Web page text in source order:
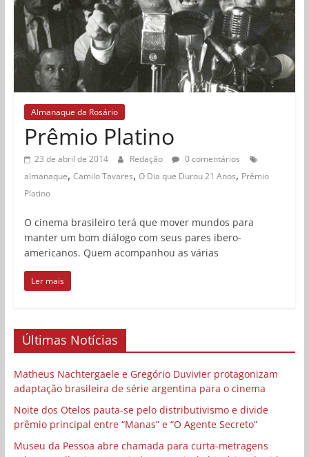
Almanaque da Rosário
Prêmio Platino
23 de abril de 2014 Redação
0 comentários
almanaque, Camilo Tavares, O Dia que Durou 21 Anos, Prêmio
Platino
O cinema brasileiro terá que mover mundos para
manter um bom diálogo com seus pares ibero-
americanos. Quem acompanhou as várias
Ler mais
Últimas Notícias
Matheus Nachtergaele e Gregório Duvivier protagonizam
adaptação brasileira de série argentina para o cinema
Noite dos Otelos pauta-se pelo distributivismo e divide
prêmio principal entre “Manas” e “O Agente Secreto”
Museu da Pessoa abre chamada para curta-metragens